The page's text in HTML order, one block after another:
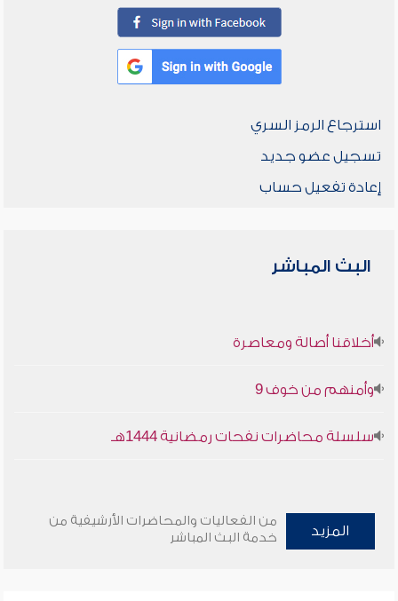
استرجاع الرمز السري
تسجيل عضو جديد
إعادة تفعيل حساب
البث المباشر
أخلاقنا أصالة ومعاصرة
وأمنهم من خوف 9
سلسلة محاضرات نفحات رمضانية 1444هـ
المزيد
من الفعاليات والمحاضرات الأرشيفية من
خدمة البث المباشر